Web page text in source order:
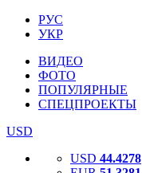
РУС
УКР
ВИДЕО
ФОТО
ПОПУЛЯРНЫЕ
СПЕЦПРОЕКТЫ
USD
USD 44.4278